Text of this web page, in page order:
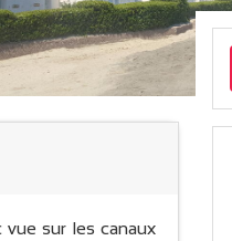
vue sur les canaux